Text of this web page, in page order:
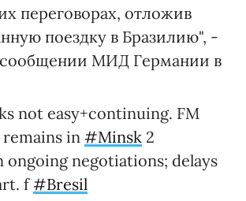
переговорах, отложив
поездку в Бразилию", -
сообщении МИД Германии в
not easy+continuing. FM
remains in #Minsk 2
negotiations; delays
f#Bresil